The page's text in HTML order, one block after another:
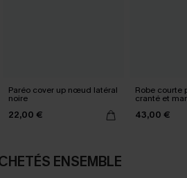
Paréo cover up nœud latéral
noire
22,00 €
Robe courte
cranté et
43,00 €
ENSEMBLE